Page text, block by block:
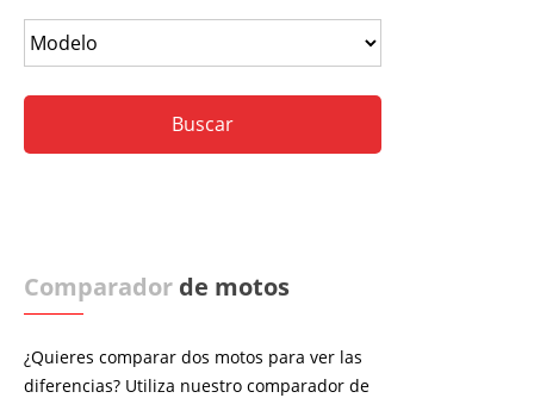
Comparador de motos
¿Quieres comparar dos motos para ver las
diferencias? Utiliza nuestro comparador de